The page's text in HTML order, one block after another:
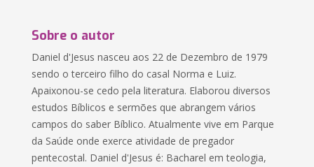
Sobre o autor
Daniel d'Jesus nasceu aos 22 de Dezembro de 1979
sendo o terceiro filho do casal Norma e Luiz.
Apaixonou-se cedo pela literatura. Elaborou diversos
estudos Bíblicos e sermões que abrangem vários
campos do saber Bíblico. Atualmente vive em Parque
da Saúde onde exerce atividade de pregador
pentecostal. Daniel d'Jesus é: Bacharel em teologia,